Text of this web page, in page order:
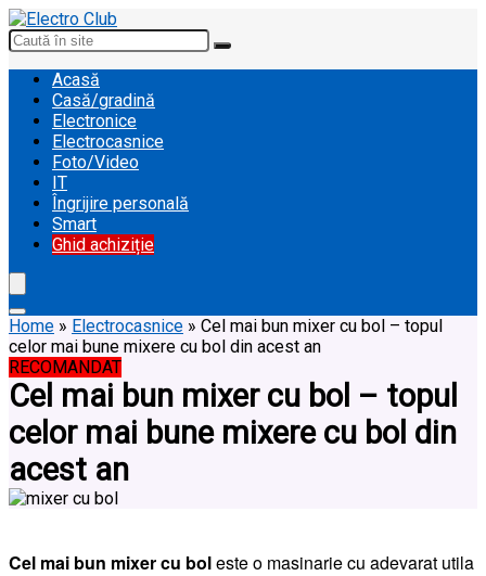
Acasă
Casă/gradină
Electronice
Electrocasnice
Foto/Video
IT
Îngrijire personală
Smart
Ghid achiziție
Home » Electrocasnice » Cel mai bun mixer cu bol – topul
celor mai bune mixere cu bol din acest an
RECOMANDAT
Cel mai bun mixer cu bol – topul
celor mai bune mixere cu bol din
acest an
Cel mai bun mixer cu boleste o masinarie cu adevarat utila